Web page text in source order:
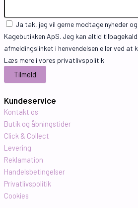
Ja tak, jeg vil gerne modtage nyheder
Kagebutikken ApS. Jeg kan altid
afmeldingslinket i henvendelsen eller ved at
Læs mere i vores privatlivspolitik
Kundeservice
Kontakt os
Butik og åbningstider
Click & Collect
Levering
Reklamation
Handelsbetingelser
Privatlivspolitik
Cookies